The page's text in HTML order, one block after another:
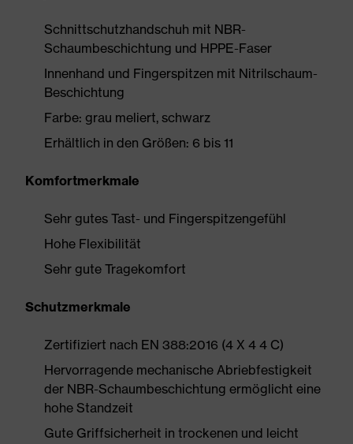
Schnittschutzhandschuh mit NBR-
Schaumbeschichtung und HPPE-Faser
Innenhand und Fingerspitzen mit Nitrilschaum-
Beschichtung
Farbe: grau meliert, schwarz
Erhältlich in den Größen: 6 bis 11
Komfortmerkmale
Sehr gutes Tast- und Fingerspitzengefühl
Hohe Flexibilität
Sehr gute Tragekomfort
Schutzmerkmale
Zertifiziert nach EN 388:2016 (4 X 4 4 C)
Hervorragende mechanische Abriebfestigkeit
der NBR-Schaumbeschichtung ermöglicht eine
hohe Standzeit
Gute Griffsicherheit in trockenen und leicht